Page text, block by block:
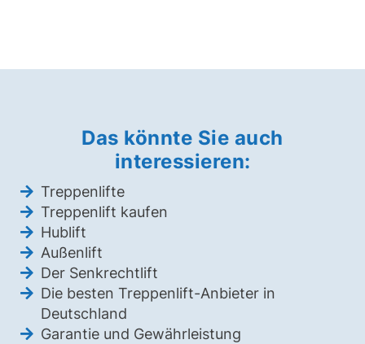
Das könnte Sie auch
interessieren:
Treppenlifte
Treppenlift kaufen
Hublift
Außenlift
Der Senkrechtlift
Die besten Treppenlift-Anbieter in
Deutschland
Garantie und Gewährleistung